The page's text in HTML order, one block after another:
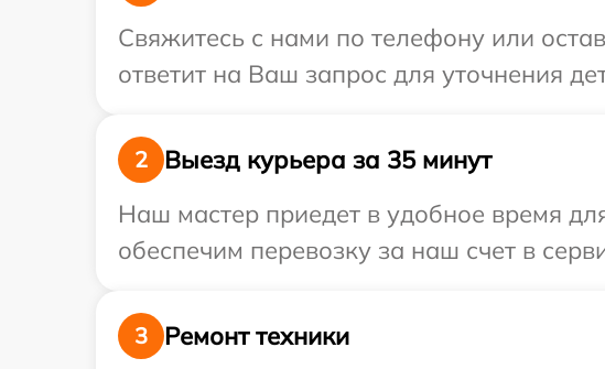
Свяжитесь с нами по телефону или
ответит на Ваш запрос для уточнения
2
Выезд курьера за 35 минут
Наш мастер приедет в удобное время
обеспечим перевозку за наш счет в
3
Ремонт техники